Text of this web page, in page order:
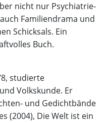
nicht nur Psychiatrie-
Familiendrama und
Schicksals. Ein
Buch.
studierte
Volkskunde. Er
und Gedichtbände
(2004), Die Welt ist ein